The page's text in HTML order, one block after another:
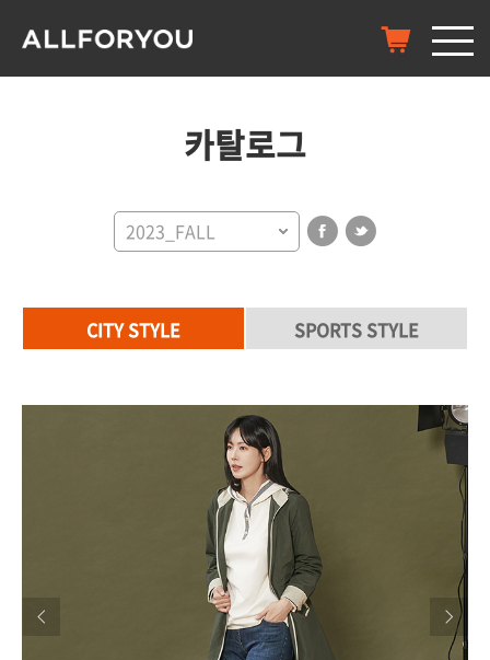
카탈로그
2023_FALL
CITY STYLE SPORTS STYLE